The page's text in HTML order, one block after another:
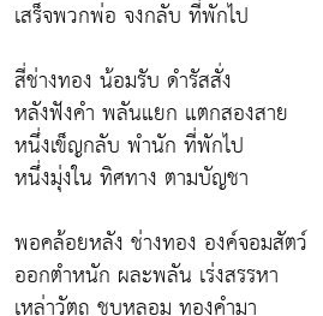
เสร็จพวกพ่อ จงกลับ ที่พักไป
สี่ช่างทอง น้อมรับ ดำรัสสั่ง
หลังฟังคำ พลันแยก แตกสองสาย
หนึ่งเข็ญกลับ พำนัก ที่พักไป
หนึ่งมุ่งใน ทิศทาง ตามบัญชา
พอคล้อยหลัง ช่างทอง องค์จอมสัตว์
ออกตำหนัก ผละพลัน เร่งสรรหา